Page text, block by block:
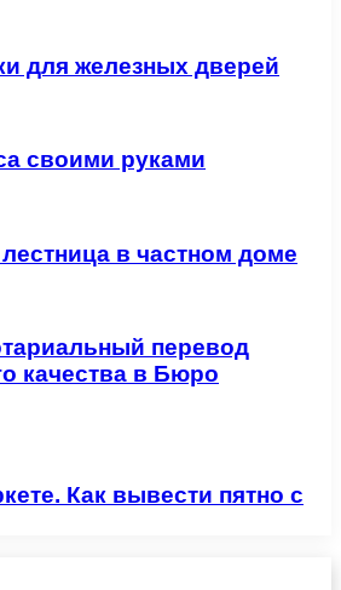
для железных дверей
своими руками
в частном доме
перевод
качества в Бюро
Как вывести пятно с